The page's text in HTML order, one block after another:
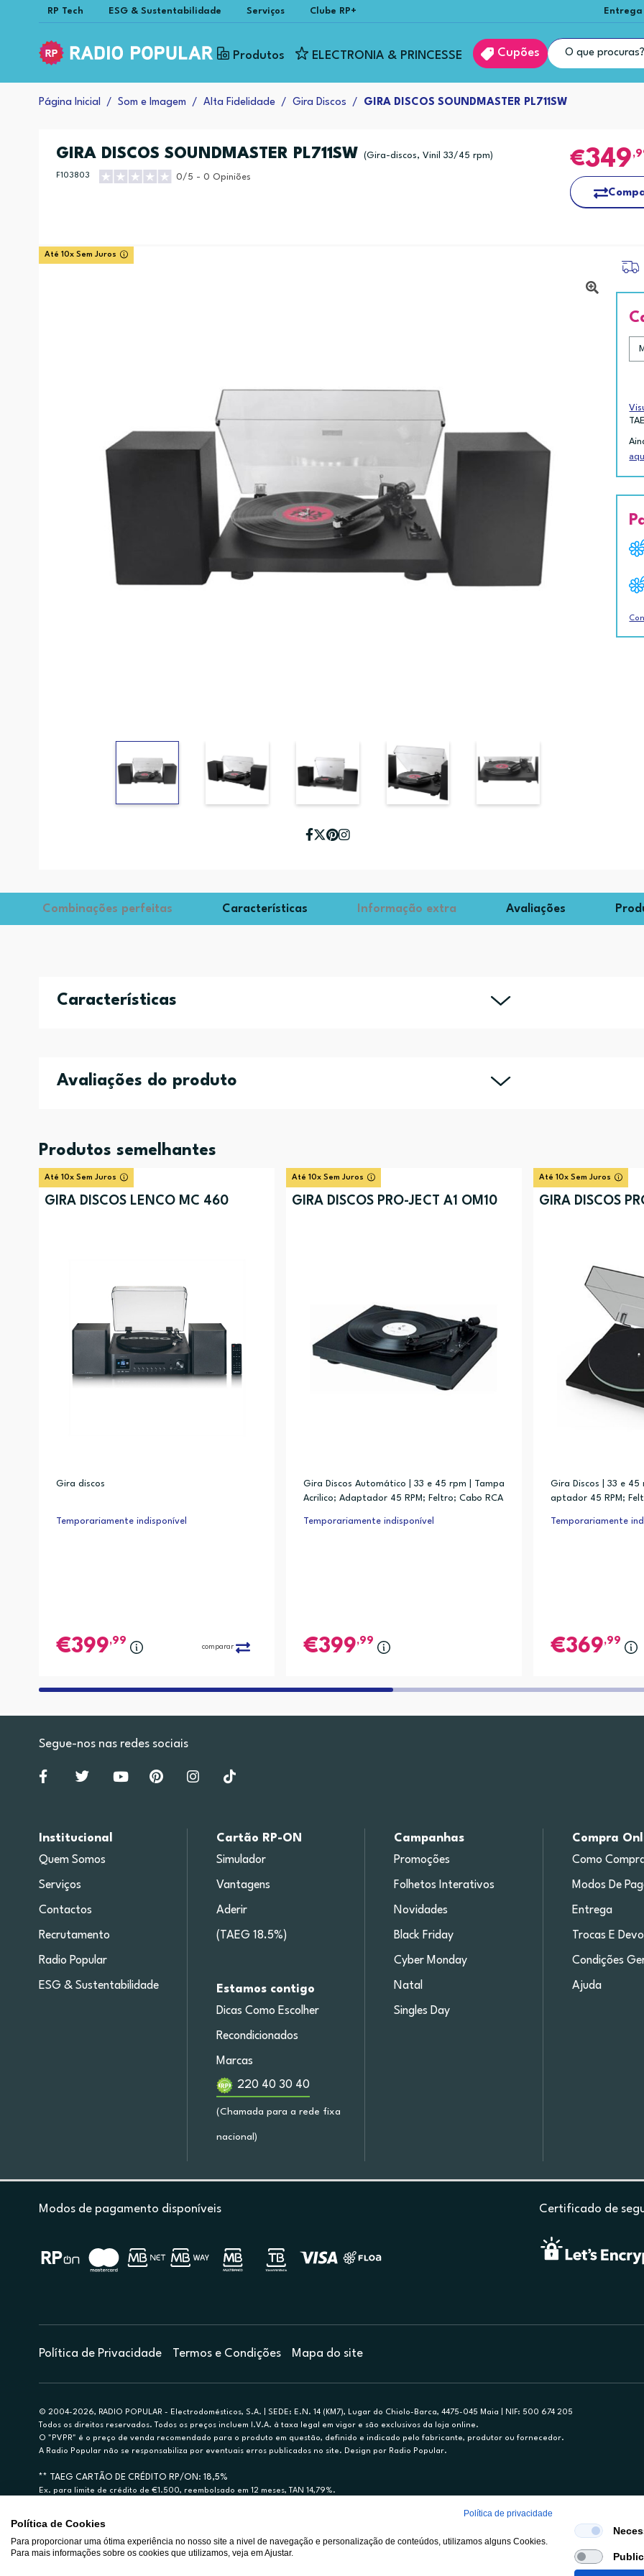
RP Tech ESG & Sustentabilidade Serviços Clube RP+
Produtos ELECTRONIA & PRINCESSE Cupões
Página Inicial Som e Imagem Alta Fidelidade Gira Discos GIRA DISCOS SOUNDMASTER PL711SW
GIRA DISCOS SOUNDMASTER PL711SW (Gira-discos, Vinil 33/45 rpm)
F103803 0/5 - 0 Opiniões
349
Até 10x Sem Juros
Combinações perfeitas Características Informação extra Avaliações
Características
Avaliações do produto
Produtos semelhantes
Até 10x Sem Juros
GIRA DISCOS LENCO MC 460
Gira discos
Temporariamente indisponível
399,99
comparar
Até 10x Sem Juros
GIRA DISCOS PRO-JECT A1 OM10
Gira Discos Automático | 33 e 45 rpm | Tampa
Acrilico; Adaptador 45 RPM; Feltro; Cabo RCA
Temporariamente indisponível
399,99
Até 10x Sem Juros
GIRA DISCOS
Gira Discos | 33 e 45
aptador 45 RPM;
Temporariamente
369,99
Segue-nos nas redes sociais
Institucional
Quem Somos
Serviços
Contactos
Recrutamento
Radio Popular
ESG & Sustentabilidade
Cartão RP-ON
Simulador
Vantagens
Aderir
(TAEG 18.5%)
Estamos contigo
Dicas Como Escolher
Recondicionados
Marcas
220 40 30 40
(Chamada para a rede fixa
nacional)
Campanhas
Promoções
Folhetos Interativos
Novidades
Black Friday
Cyber Monday
Natal
Singles Day
Compra
Como
Modos De
Entrega
Trocas E
Condições
Ajuda
Modos de pagamento disponíveis Certificado de
Política de Privacidade Termos e Condições Mapa do site
© 2004-2026, RADIO POPULAR - Electrodomésticos, S.A. | SEDE: E.N. 14 (KM7), Lugar do Chiolo-Barca, 4475-045 Maia | NIF: 500 674 205
Todos os direitos reservados. Todos os preços incluem I.V.A. à taxa legal em vigor e são exclusivos da loja online.
O "PVPR" é o preço de venda recomendado para o produto em questão, definido e indicado pelo fabricante, produtor ou fornecedor.
A Radio Popular não se responsabiliza por eventuais erros publicados no site. Design por Radio Popular.
** TAEG CARTÃO DE CRÉDITO RP/ON: 18,5%
Ex. para limite de crédito de €1.500, reembolsado em 12 meses, TAN 14,79%.
A Rádio Popular – Eletrodomésticos S.A. (Registo BdP848) atua como intermediário de crédito a título acessório e com exclusividade (registo BdP 2314.)
Política de privacidade
Política de Cookies
Para proporcionar uma ótima experiência no nosso site a nivel de navegação e personalização de conteúdos, utilizamos alguns Cookies.
Para mais informações sobre os cookies que utilizamos, veja em Ajustar.